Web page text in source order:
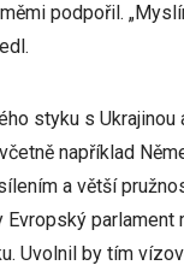
podpořil.
styku s Ukrajinou
například
a větší
Evropský parlament
Uvolnil by tím